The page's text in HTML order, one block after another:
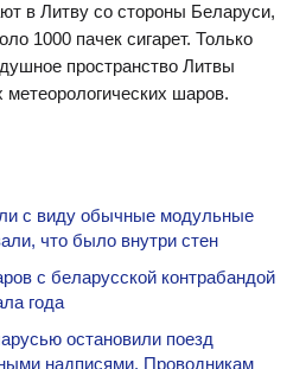
в Литву со стороны Беларуси,
1000 пачек сигарет. Только
пространство Литвы
метеорологических шаров.
с виду обычные модульные
что было внутри стен
с беларусской контрабандой
года
остановили поезд
надписями. Проводникам